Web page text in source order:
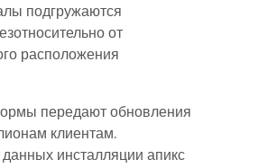
подгружаются
от
расположения
передают обновления
клиентам.
инсталляции апикс